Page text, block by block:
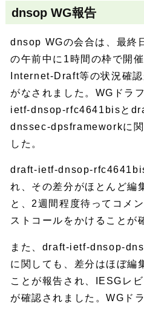
dnsop WG報告
dnsop WGの会合は、最終
の午前中に1時間の枠で開
Internet-Draft等の状況確
がなされました。WGドラ
ietf-dnsop-rfc4641bisと
dnssec-dpsframeworkに関
した。
draft-ietf-dnsop-
れ、その差分がほとんど編
と、2週間程度待ってコメ
ストコールをかけることが
また、draft-ietf-dnsop-
に関しても、差分はほぼ編
ことが報告され、IESGレ
が確認されました。WGド